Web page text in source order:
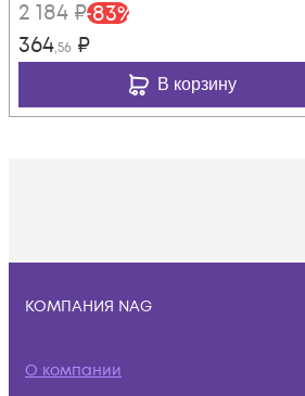
2 184 ₽-83%
364,56 ₽
В корзину
КОМПАНИЯ NAG
О компании